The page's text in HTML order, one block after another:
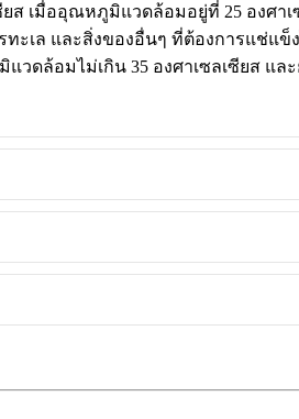
ส เมื่ออุณหภูมิแวดล้อมอยู่ที่ 25 องศาเ
ะเล และสิ่งของอื่นๆ ที่ต้องการแช่แข็
วดล้อมไม่เกิน 35 องศาเซลเซียส แล